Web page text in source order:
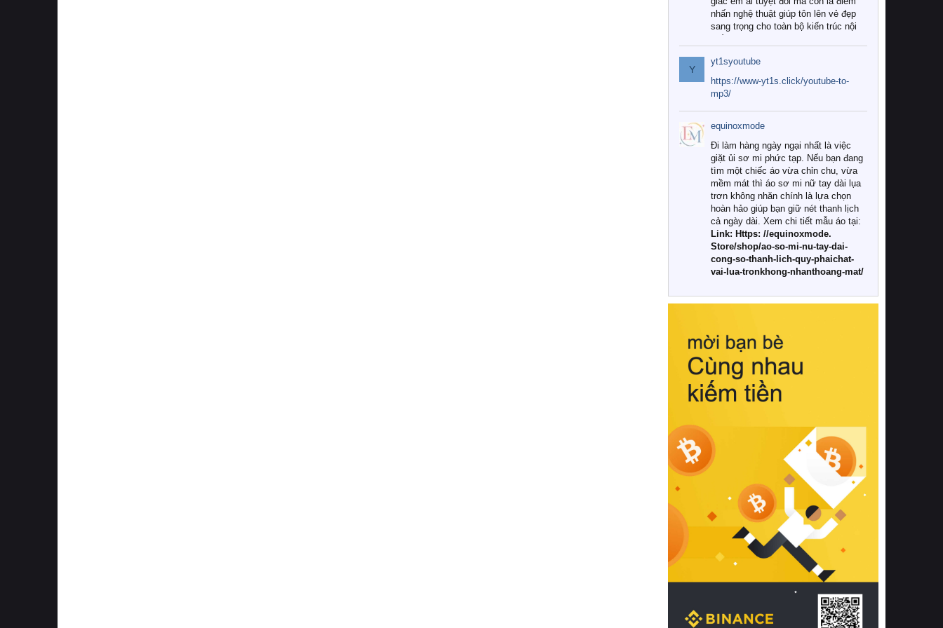
nhấn nghệ thuật giúp tôn lên vẻ đẹp
sang trọng cho toàn bộ kiến trúc nội
Tuy nhiên, giữa thị trường đa dạng
với vô vàn thương hiệu và mẫu mã
như hiện nay, làm thế nào để chọn
được những bộ chăn ga gối đệm cao
cấp thực sự chất lượng, phù hợp với
khí hậu và nhu cầu sử dụng của gia
đình? Hãy cùng chúng tôi đi tìm lời
giải đáp chi tiết qua bài viết dưới đây.
1. Tại sao các gia đình hiện đại lại ưa
chuộng chăn ga gối đệm cao cấp?
Khác với các dòng sản phẩm thông
thường, những bộ chăn ga gối đệm
cao cấp trải qua quy trình sản xuất
nghiêm ngặt từ khâu chọn lọc nguyên
liệu tự nhiên đến công nghệ dệt
nhuộm hiện đại không chứa hóa chất
này, bạn sẽ cảm nhận rõ rệt sự khác
hồi chuẩn xác của phần đệm nâng đỡ
cột sống.
Bên cạnh đó, việc lựa chọn các dòng
sản phẩm đạt chuẩn chất lượng quốc
tế còn giúp ngăn ngừa tình trạng kích
khuẩn và nấm mốc trong điều kiện
thời tiết nóng ẩm. Bạn có thể tìm hiểu
thêm các nghiên cứu khoa học về tác
động của giấc ngủ và môi trường
phòng ngủ đối với sức khỏe con
người tại Sleep Foundation (External
Link) để có cái nhìn toàn diện hơn.
2. Các tiêu chí vàng khi lựa chọn
chăn ga gối đệm cao cấp cho phòng
ngủ
Để sở hữu một bộ chăn ga gối đệm
cao cấp hoàn hảo cả về thẩm mỹ lẫn
công năng, người tiêu dùng cần cân
nhắc kỹ lưỡng các tiêu chí quan trọng
Y
yt1syoutube
https://www-yt1s.click/youtube-to-
mp3/
equinoxmode
Đi làm hàng ngày ngại nhất là việc
giặt ủi sơ mi phức tạp. Nếu bạn đang
tìm một chiếc áo vừa chỉn chu, vừa
mềm mát thì áo sơ mi nữ tay dài lụa
trơn không nhăn chính là lựa chọn
hoàn hảo giúp bạn giữ nét thanh lịch
cả ngày dài. Xem chi tiết mẫu áo tại:
Link: Https: //equinoxmode.
Store/shop/ao-so-mi-nu-tay-dai-
cong-so-thanh-lich-quy-phaichat-
vai-lua-tronkhong-nhanthoang-mat/